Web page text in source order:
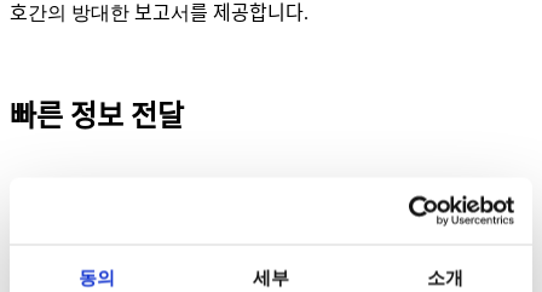
동의 세부 소개
호간의 방대한 보고서를 제공합니다.
빠른 정보 전달
회사의 상업 활동
대시보드와 도구를 있습니다